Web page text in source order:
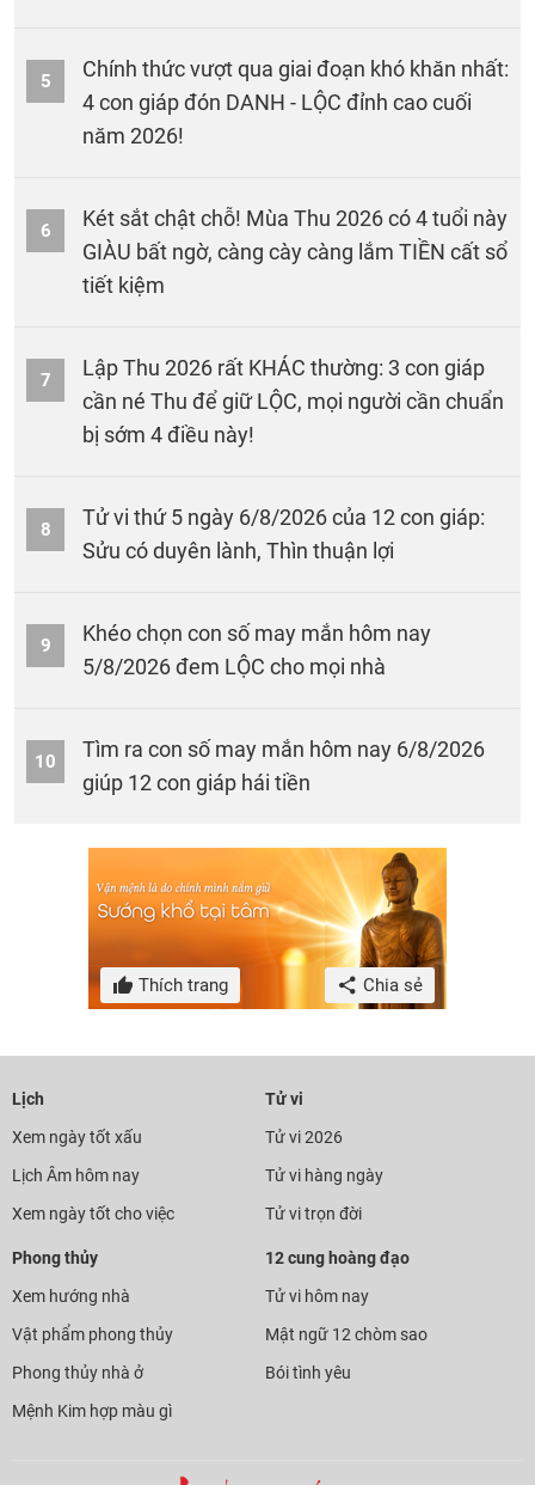
5
Chính thức vượt qua giai đoạn khó khăn nhất:
4 con giáp đón DANH - LỘC đỉnh cao cuối
năm 2026!
6
Két sắt chật chỗ! Mùa Thu 2026 có 4 tuổi này
GIÀU bất ngờ, càng cày càng lắm TIỀN cất sổ
tiết kiệm
7
Lập Thu 2026 rất KHÁC thường: 3 con giáp
cần né Thu để giữ LỘC, mọi người cần chuẩn
bị sớm 4 điều này!
8
Tử vi thứ 5 ngày 6/8/2026 của 12 con giáp:
Sửu có duyên lành, Thìn thuận lợi
9
Khéo chọn con số may mắn hôm nay
5/8/2026 đem LỘC cho mọi nhà
10
Tìm ra con số may mắn hôm nay 6/8/2026
giúp 12 con giáp hái tiền
Thích trang Chia sẻ
Lịch
Xem ngày tốt xấu
Lịch Âm hôm nay
Xem ngày tốt cho việc
Tử vi
Tử vi 2026
Tử vi hàng ngày
Tử vi trọn đời
Phong thủy
Xem hướng nhà
Vật phẩm phong thủy
Phong thủy nhà ở
Mệnh Kim hợp màu gì
12 cung hoàng đạo
Tử vi hôm nay
Mật ngữ 12 chòm sao
Bói tình yêu